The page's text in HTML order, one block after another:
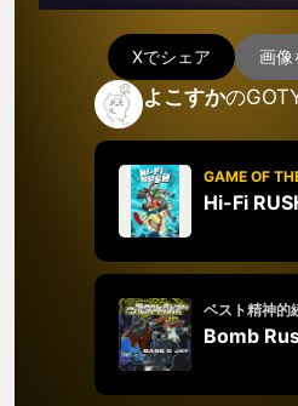
Xでシェア 画像
よこすかの
GAME OF
Hi-Fi
ベスト精神的
Bomb